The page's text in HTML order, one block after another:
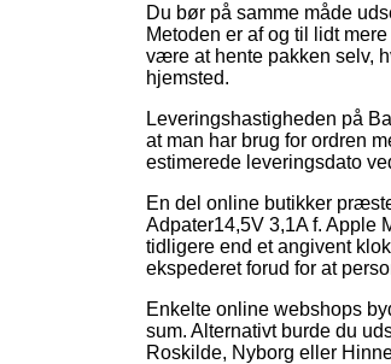
Du bør på samme måde
Metoden er af og til lidt
være at hente pakken selv,
hjemsted.
Leveringshastigheden på
at man har brug for ordren
estimerede leveringsdato
En del online butikker
Adpater14,5V 3,1A f. Apple
tidligere end et angivent
ekspederet forud for at
Enkelte online webshops
sum. Alternativt burde du
Roskilde, Nyborg eller